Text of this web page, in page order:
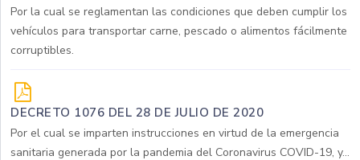
Por la cual se reglamentan las condiciones que deben cumplir los
vehículos para transportar carne, pescado o alimentos fácilmente
corruptibles.
DECRETO 1076 DEL 28 DE JULIO DE 2020
Por el cual se imparten instrucciones en virtud de la emergencia
sanitaria generada por la pandemia del Coronavirus COVID-19, y...